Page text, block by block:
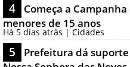
4
Começa a
menores de 15 anos
Há 5 dias atrás | Cidades
5
Prefeitura dá